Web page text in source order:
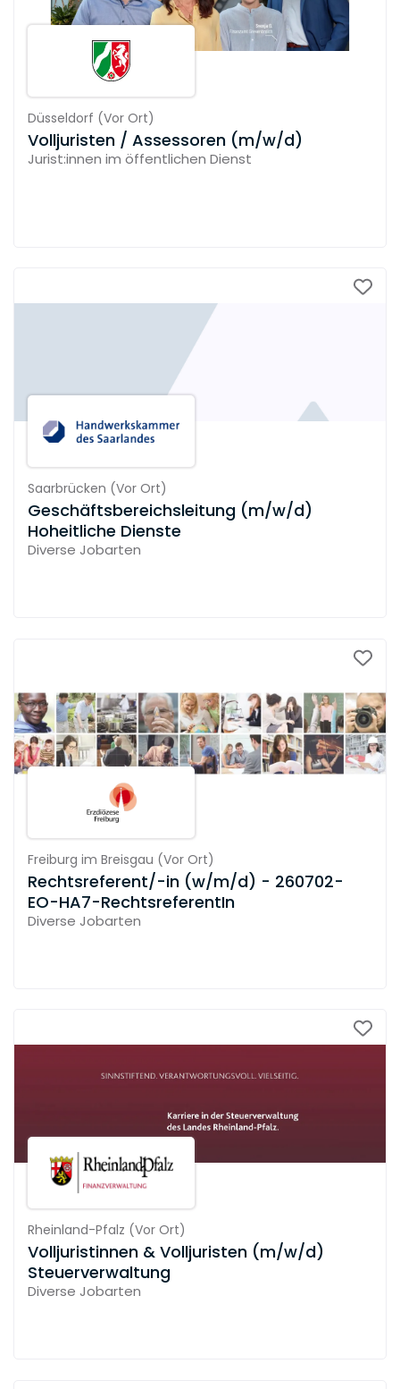
Düsseldorf (Vor Ort)
Volljuristen / Assessoren (m/w/d)
Jurist:innen im öffentlichen Dienst
Saarbrücken (Vor Ort)
Geschäftsbereichsleitung (m/w/d)
Hoheitliche Dienste
Diverse Jobarten
Freiburg im Breisgau (Vor Ort)
Rechtsreferent/-in (w/m/d) - 260702-
EO-HA7-RechtsreferentIn
Diverse Jobarten
Rheinland-Pfalz (Vor Ort)
Volljuristinnen & Volljuristen (m/w/d)
Steuerverwaltung
Diverse Jobarten